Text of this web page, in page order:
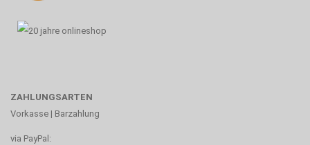
ZAHLUNGSARTEN
Vorkasse | Barzahlung
via PayPal: